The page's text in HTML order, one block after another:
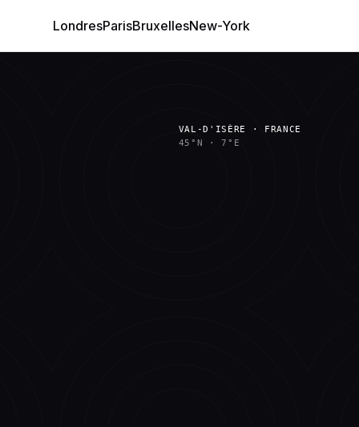
LondresParisBruxellesNew-York
VAL-D'ISÈRE · FRANCE
45°N
·7°E